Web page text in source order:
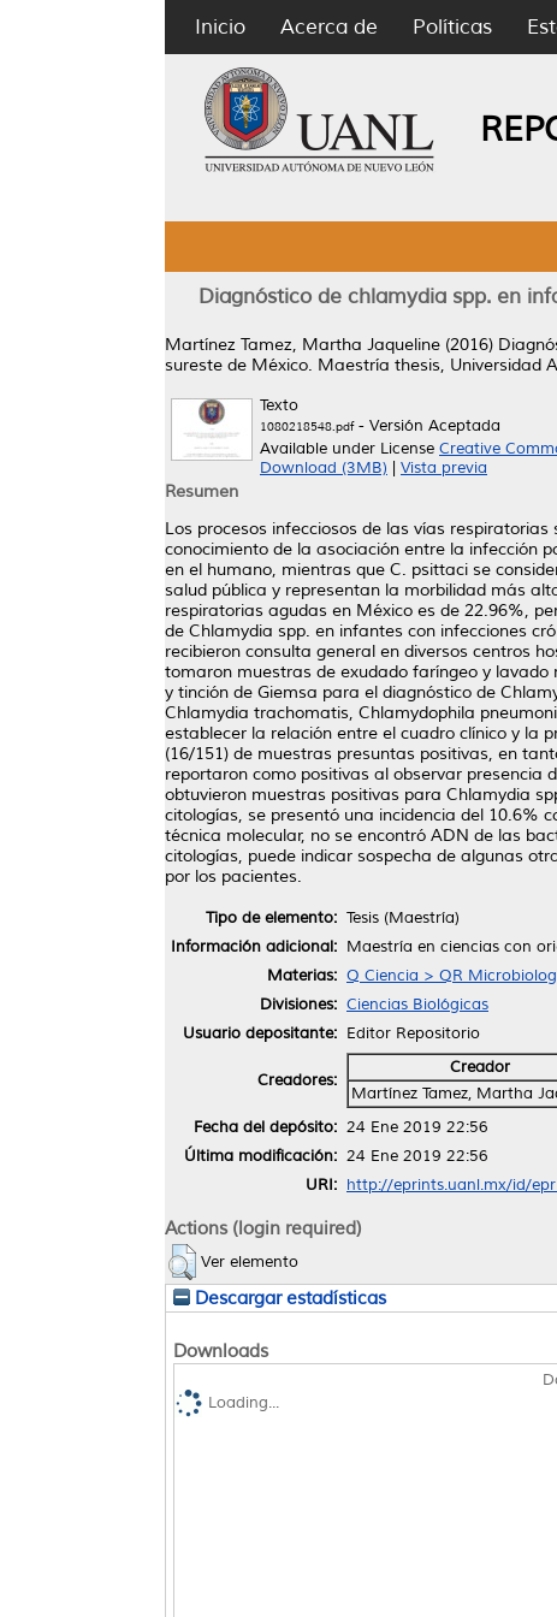
Inicio Acerca de Políticas
Diagnóstico de chlamydia spp. en
Martínez Tamez, Martha Jaqueline (2016)
sureste de México. Maestría thesis, Universidad
Texto
1080218548.pdf- Versión Aceptada
Available under License Creative
Download (3MB)
Vista previa
Resumen
Los procesos infecciosos de las vías
conocimiento de la asociación entre la infección
en el humano, mientras que C. psittaci se
salud pública y representan la morbilidad más
respiratorias agudas en México es de 22.96%,
de Chlamydia spp. en infantes con infecciones
recibieron consulta general en diversos centros
tomaron muestras de exudado faríngeo y lavado
y tinción de Giemsa para el diagnóstico de
Chlamydia trachomatis, Chlamydophila
establecer la relación entre el cuadro clínico y la
(16/151) de muestras presuntas positivas, en
reportaron como positivas al observar presencia
obtuvieron muestras positivas para Chlamydia
citologías, se presentó una incidencia del 10.6%
técnica molecular, no se encontró ADN de las
citologías, puede indicar sospecha de algunas
por los pacientes.
Tipo de elemento: Tesis (Maestría)
Información adicional: Maestría en ciencias con
Materias: Q Ciencia > QR
Divisiones: Ciencias Biológicas
Usuario depositante: Editor Repositorio
Creadores:
Creador
Martínez Tamez, Martha
Fecha del depósito: 24 Ene 2019 22:56
Última modificación: 24 Ene 2019 22:56
URI: http://eprints.uanl.mx/id/
Actions (login required)
Ver elemento
Descargar estadísticas
Downloads
Loading...